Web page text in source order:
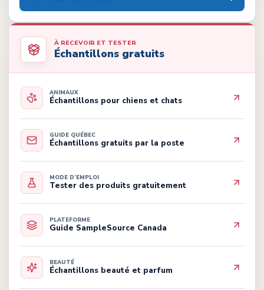
À RECEVOIR ET TESTER
Échantillons gratuits
ANIMAUX
Échantillons pour chiens et chats
GUIDE QUÉBEC
Échantillons gratuits par la poste
MODE D’EMPLOI
Tester des produits gratuitement
PLATEFORME
Guide SampleSource Canada
BEAUTÉ
Échantillons beauté et parfum